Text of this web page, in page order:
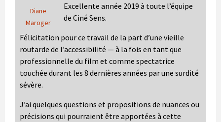
Diane
Maroger
Excellente année 2019 à toute l’équipe
de Ciné Sens.
Félicitation pour ce travail de la part d’une vieille
routarde de l’accessibilité — à la fois en tant que
professionnelle du film et comme spectatrice
touchée durant les 8 dernières années par une surdité
sévère.
J’ai quelques questions et propositions de nuances ou
précisions qui pourraient être apportées à cette